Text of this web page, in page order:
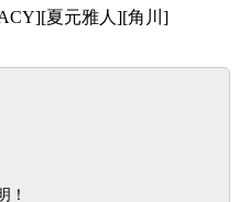
夏元雅人][角川]
！